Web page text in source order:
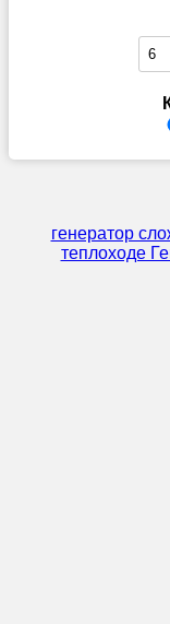
генератор
теплоходе